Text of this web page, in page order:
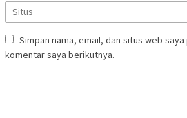
Simpan nama, email, dan situs web
komentar saya berikutnya.